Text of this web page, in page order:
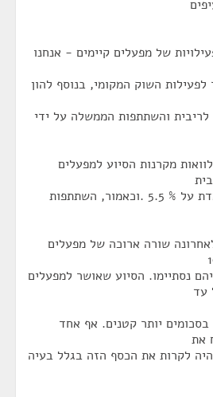
של מפעלים קיימים - אנחנו
לפעילות השוק המקומי, בנוסף להון
והשתתפות הממשלה על ידי
מקרנות הסיוע למפעלים
היא בלתי מסובסדת ועומדת על % 5.5 .וכאמור, השתתפות
שורה ארוכה של מפעלים
נסתיימו. הסיוע שאושר למפעלים
יותר קטנים. אף אחד
את
לקרות את הכסף הזה בגלל בעיה